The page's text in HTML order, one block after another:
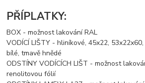
PŘÍPLATKY:
BOX - možnost lakování RAL
VODÍCÍ LIŠTY - hliníkové, 45x22,
bílé, tmavě hnědé
ODSTÍNY VODÍCÍCH LIŠT - možnost
renolitovou fólií